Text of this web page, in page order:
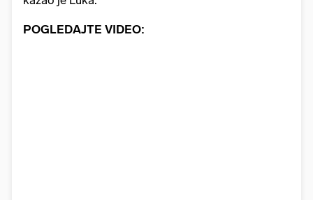
POGLEDAJTE VIDEO: